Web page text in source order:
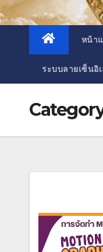
หน้า
ระบบลายเซ็นอิ